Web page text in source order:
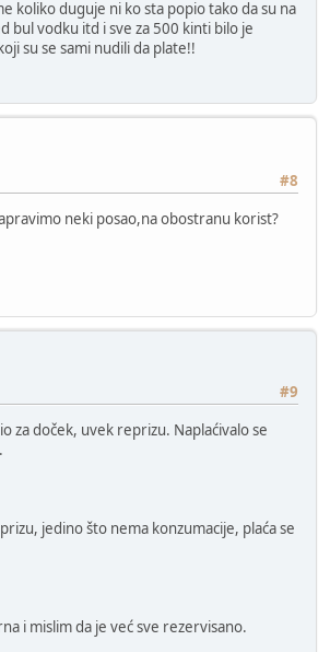
koliko duguje ni ko sta popio tako da su na
bul vodku itd i sve za 500 kinti bilo je
su se sami nudili da plate!!
#8
neki posao,na obostranu korist?
#9
za doček, uvek reprizu. Naplaćivalo se
jedino što nema konzumacije, plaća se
i mislim da je već sve rezervisano.